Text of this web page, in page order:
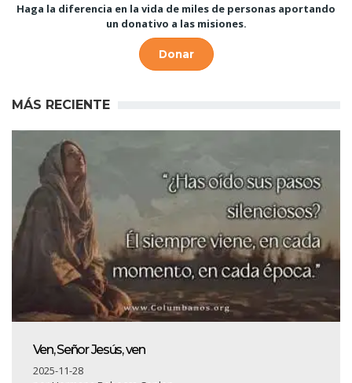
Haga la diferencia en la vida de miles de personas aportando
un donativo a las misiones.
Donar
MÁS RECIENTE
Ven, Señor Jesús, ven
2025-11-28